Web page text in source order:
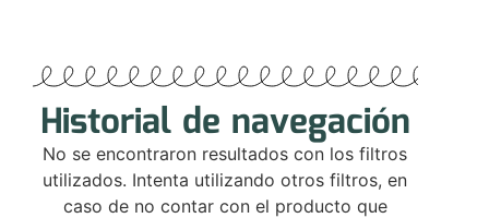
Historial de navegación
No se encontraron resultados con los filtros
utilizados. Intenta utilizando otros filtros, en
caso de no contar con el producto que